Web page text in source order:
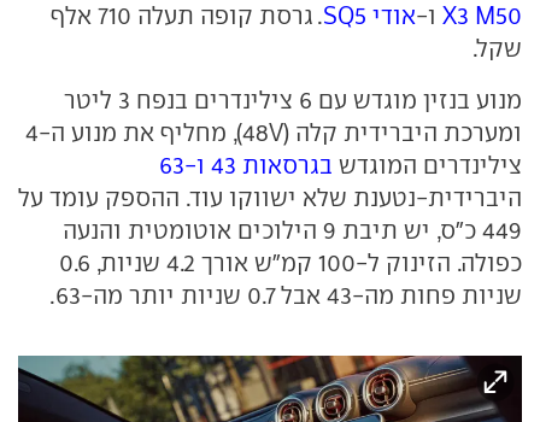
X3 M50 ו-אודי SQ5
. גרסת קופה תעלה 710 אלף
שקל.
מנוע בנזין מוגדש עם 6 צילינדרים בנפח 3 ליטר
ומערכת היברידית קלה (48V), מחליף את מנוע ה-4
צילינדרים המוגדש בגרסאות 43 ו-63
היברידית-נטענת שלא ישווקו עוד. ההספק עומד על
449 כ"ס, יש תיבת 9 הילוכים אוטומטית והנעה
כפולה. הזינוק ל-100 קמ"ש אורך 4.2 שניות, 0.6
שניות פחות מה-43 אבל 0.7 שניות יותר מה-63.